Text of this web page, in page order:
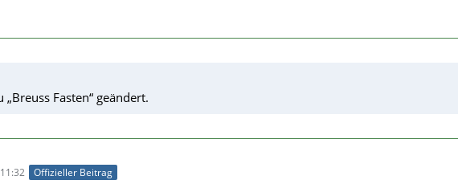
Fasten“ geändert.
Offizieller Beitrag